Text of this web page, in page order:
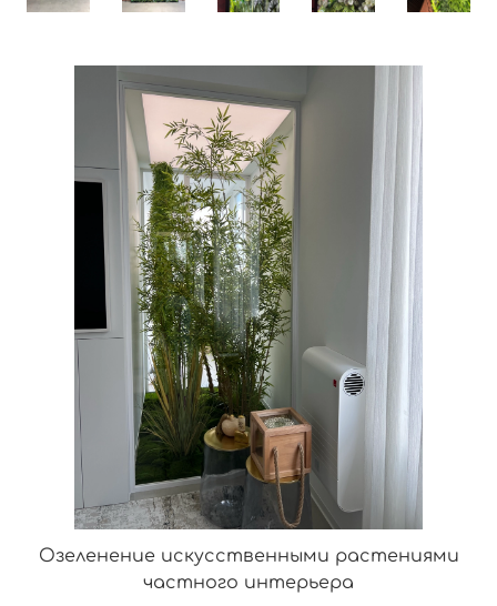
Озеленение искусственными растениями
частного интерьера